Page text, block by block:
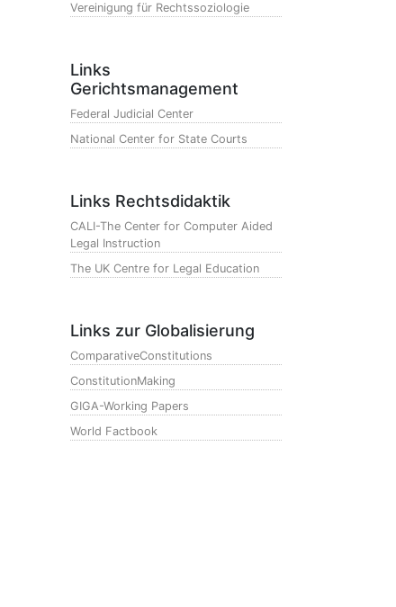
Vereinigung für Rechtssoziologie
Links
Gerichtsmanagement
Federal Judicial Center
National Center for State Courts
Links Rechtsdidaktik
CALI-The Center for Computer Aided
Legal Instruction
The UK Centre for Legal Education
Links zur Globalisierung
ComparativeConstitutions
ConstitutionMaking
GIGA-Working Papers
World Factbook